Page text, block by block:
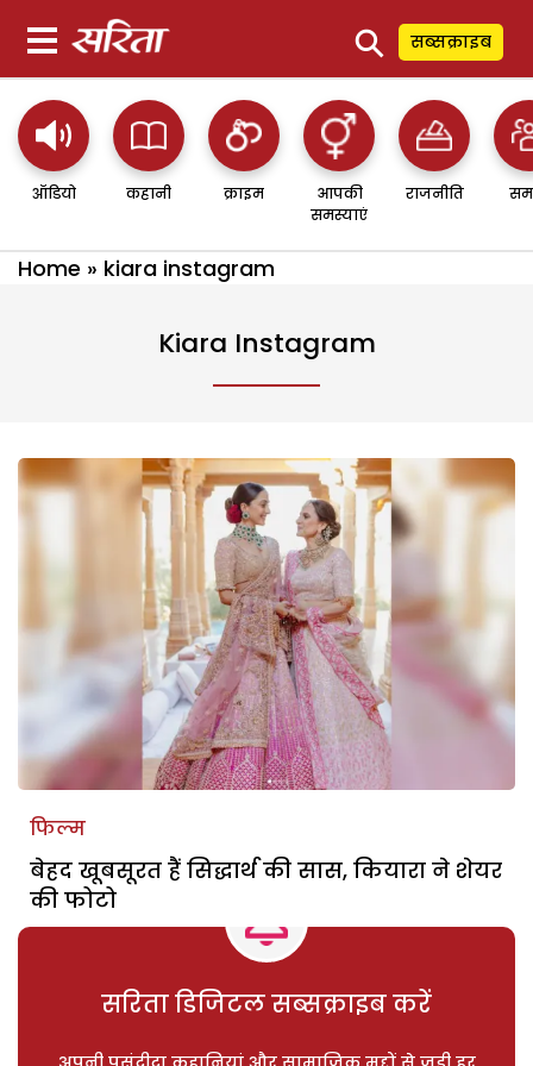
⚲ सब्सक्राइब
ऑडियो कहानी क्राइम
आपकी
समस्याएं
राजनीति
Home » kiara instagram
Kiara Instagram
फिल्म
बेहद खूबसूरत हैं सिद्धार्थ की सास, कियारा ने शेयर
की फोटो
सरिता डिजिटल सब्सक्राइब करें